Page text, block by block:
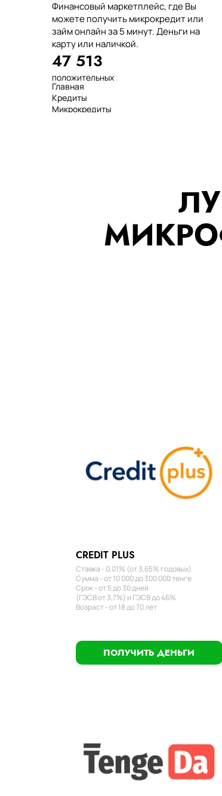
Финансовый маркетплейс, где Вы
можете получить микрокредит или
займ онлайн за 5 минут. Деньги на
карту или наличкой.
47 513
положительных
отзывов
тенге выдано
нашим клиентам
7 минут
Главная
Кредиты
Микрокредиты
CREDIT PLUS
Ставка - 0,01% (от 3,65% годовых)
Сумма - от 10 000 до 300 000 тенге
Срок - от 5 до 30 дней
(ГЭСВ от 3,7%) и ГЭСВ до 46%
Возраст - от 18 до 70 лет
ПОЛУЧИТЬ ДЕНЬГИ